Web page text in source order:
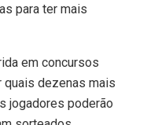
para ter mais
em concursos
quais dezenas mais
jogadores poderão